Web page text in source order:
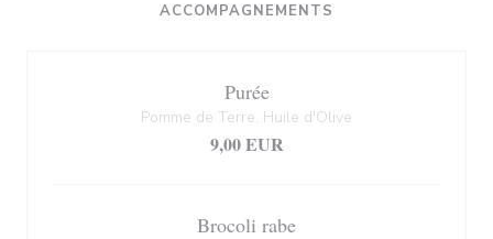
ACCOMPAGNEMENTS
Purée
Pomme de Terre, Huile d'Olive
9,00 EUR
Brocoli rabe